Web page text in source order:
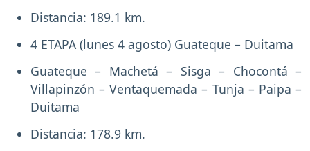
Distancia: 189.1 km.
4 ETAPA (lunes 4 agosto) Guateque – Duitama
Guateque – Machetá – Sisga – Chocontá –
Villapinzón – Ventaquemada – Tunja – Paipa –
Duitama
Distancia: 178.9 km.